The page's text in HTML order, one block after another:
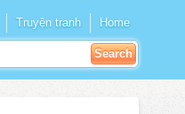
Truyện tranh Home